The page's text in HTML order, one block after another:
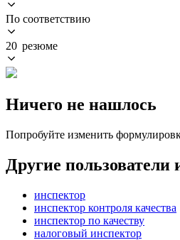
По соответствию
20 резюме
Ничего не нашлось
Попробуйте изменить
Другие пользователи
инспектор
инспектор контроля качества
инспектор по качеству
налоговый инспектор